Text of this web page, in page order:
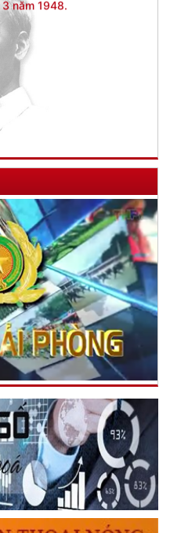
MỆNH LÀ:
CHÍNH
ĐỠ
THÀNH
LỄ PHÉP